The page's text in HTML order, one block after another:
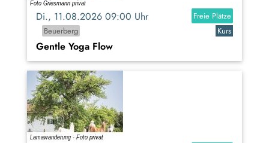
Di., 11.08.2026 09:00 Uhr
Freie Plätze
Beuerberg
Kurs
Gentle Yoga Flow